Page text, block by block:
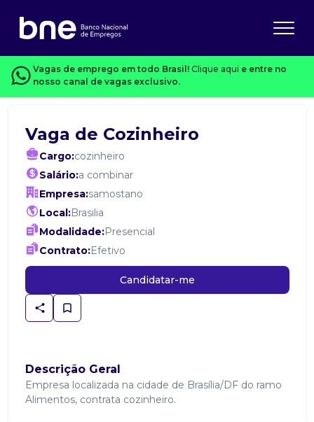
Vagas de emprego em todo Brasil! Clique aqui e entre no
nosso canal de vagas exclusivo.
Vaga de Cozinheiro
Cargo:cozinheiro
Salário:a combinar
Empresa:samostano
Local:Brasilia
Modalidade:Presencial
Contrato:Efetivo
Candidatar-me
Descrição Geral
Empresa localizada na cidade de Brasília/DF do ramo
Alimentos, contrata cozinheiro.